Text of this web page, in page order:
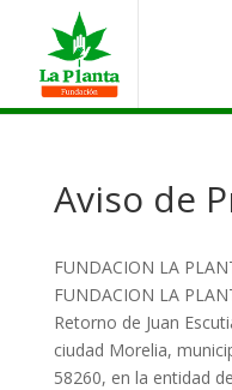
Aviso de
FUNDACION LA
FUNDACION LA
Retorno de Juan
ciudad Morelia,
58260, en la entidad